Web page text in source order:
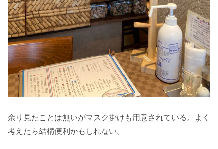
余り見たことは無いがマスク掛けも用意されている。よく
考えたら結構便利かもしれない。